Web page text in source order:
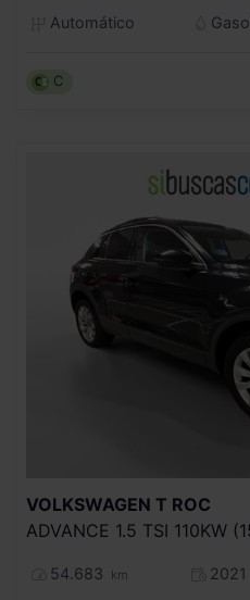
Automático
C
VOLKSWAGEN T ROC
ADVANCE 1.5 TSI 110KW
54.683 km
2021